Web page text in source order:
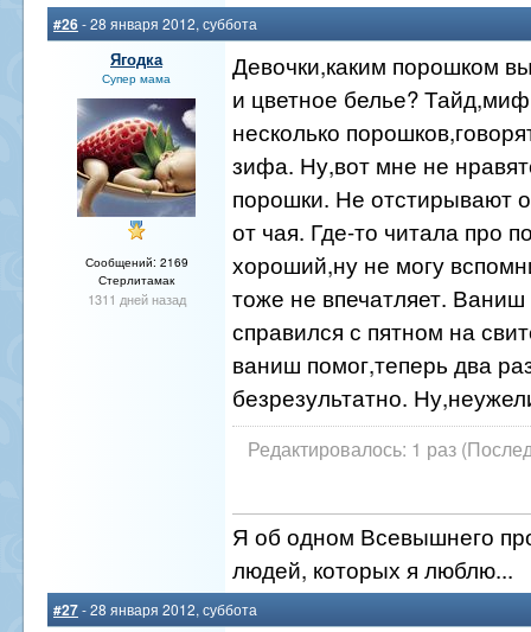
#26- 28 января 2012, суббота
Ягодка
Супер мама
Сообщений: 2169
Стерлитамак
1311 дней назад
Девочки,каким порошком
и цветное белье?
несколько
зифа. Ну,вот мне не
порошки. Не отстирывают
от чая. Где-то читала про
хороший,ну не могу
тоже не впечатляет. Ваниш
справился с пятном на
ваниш помог,теперь два
безрезультатно.
Редактировалось: 1 раз
Я об одном Всевышнего
людей, которых я люблю...
#27- 28 января 2012, суббота